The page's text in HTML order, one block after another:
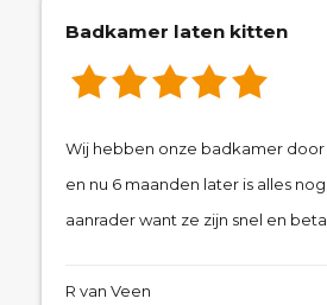
Badkamer laten kitten
Wij hebben onze badkamer
en nu 6 maanden later is alles
aanrader want ze zijn snel en
R van Veen